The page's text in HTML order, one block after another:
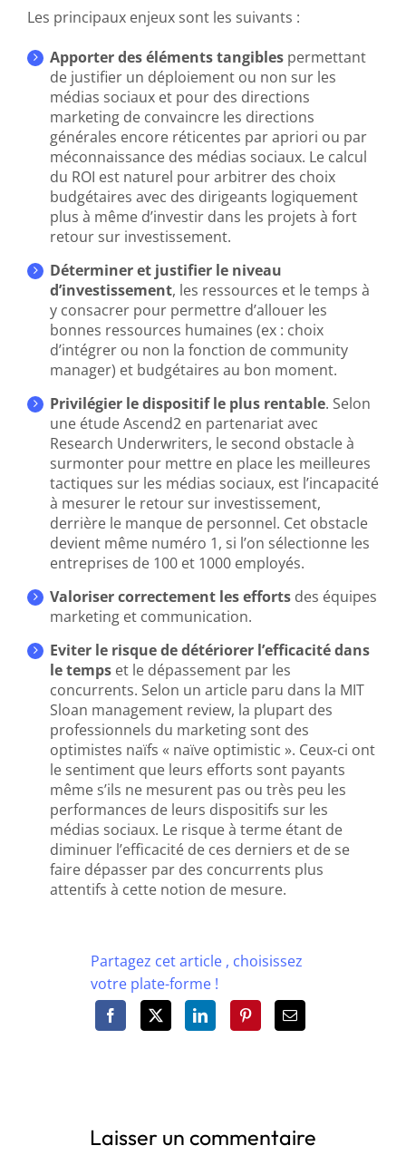
Les principaux enjeux sont les suivants :
Apporter des éléments tangiblespermettant
de justifier un déploiement ou non sur les
médias sociaux et pour des directions
marketing de convaincre les directions
générales encore réticentes par apriori ou par
méconnaissance des médias sociaux. Le calcul
du ROI est naturel pour arbitrer des choix
budgétaires avec des dirigeants logiquement
plus à même d’investir dans les projets à fort
retour sur investissement.
Déterminer et justifier le niveau
d’investissement, les ressources et le temps à
y consacrer pour permettre d’allouer les
bonnes ressources humaines (ex : choix
d’intégrer ou non la fonction de community
manager) et budgétaires au bon moment.
Privilégier le dispositif le plus rentable. Selon
une étude Ascend2 en partenariat avec
Research Underwriters, le second obstacle à
surmonter pour mettre en place les meilleures
tactiques sur les médias sociaux, est l’incapacité
à mesurer le retour sur investissement,
derrière le manque de personnel. Cet obstacle
devient même numéro 1, si l’on sélectionne les
entreprises de 100 et 1000 employés.
Valoriser correctement les effortsdes équipes
marketing et communication.
Eviter le risque de détériorer l’efficacité dans
le tempset le dépassement par les
concurrents. Selon un article paru dans la MIT
Sloan management review, la plupart des
professionnels du marketing sont des
optimistes naïfs « naïve optimistic ». Ceux-ci ont
le sentiment que leurs efforts sont payants
même s’ils ne mesurent pas ou très peu les
performances de leurs dispositifs sur les
médias sociaux. Le risque à terme étant de
diminuer l’efficacité de ces derniers et de se
faire dépasser par des concurrents plus
attentifs à cette notion de mesure.
Partagez cet article , choisissez
votre plate-forme !
Laisser un commentaire